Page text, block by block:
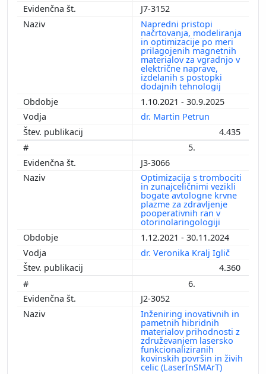
J7-3152
Napredni pristopi
načrtovanja, modeliranja
in optimizacije po meri
prilagojenih magnetnih
materialov za vgradnjo v
električne naprave,
izdelanih s postopki
dodajnih tehnologij
1.10.2021 - 30.9.2025
dr. Martin Petrun
4.435
5.
J3-3066
Optimizacija s trombociti
in zunajceličnimi vezikli
bogate avtologne krvne
plazme za zdravljenje
pooperativnih ran v
otorinolaringologiji
1.12.2021 - 30.11.2024
dr. Veronika Kralj Iglič
4.360
6.
J2-3052
Inženiring inovativnih in
pametnih hibridnih
materialov prihodnosti z
združevanjem lasersko
funkcionaliziranih
kovinskih površin in živih
celic (LaserInSMArT)